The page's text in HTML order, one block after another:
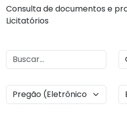
Consulta de documentos e
Licitatórios